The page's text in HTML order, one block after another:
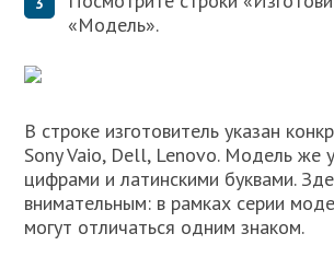
«Модель».
В строке изготовитель указан
Sony Vaio, Dell, Lenovo. Модель же
цифрами и латинскими буквами.
внимательным: в рамках серии
могут отличаться одним знаком.